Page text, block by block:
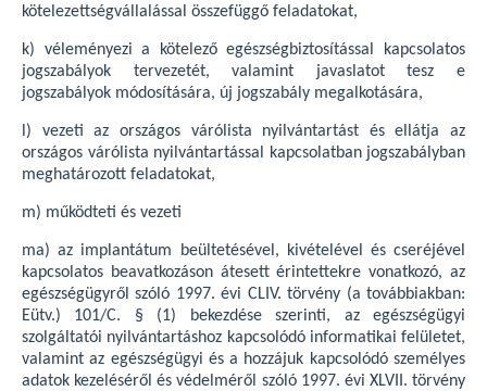
kötelezettségvállalással összefüggő feladatokat,
k) véleményezi a kötelező egészségbiztosítással kapcsolatos
jogszabályok tervezetét, valamint javaslatot tesz e
jogszabályok módosítására, új jogszabály megalkotására,
l) vezeti az országos várólista nyilvántartást és ellátja az
országos várólista nyilvántartással kapcsolatban jogszabályban
meghatározott feladatokat,
m) működteti és vezeti
ma) az implantátum beültetésével, kivételével és cseréjével
kapcsolatos beavatkozáson átesett érintettekre vonatkozó, az
egészségügyről szóló 1997. évi CLIV. törvény (a továbbiakban:
Eütv.) 101/C. § (1) bekezdése szerinti, az egészségügyi
szolgáltatói nyilvántartáshoz kapcsolódó informatikai felületet,
valamint az egészségügyi és a hozzájuk kapcsolódó személyes
adatok kezeléséről és védelméről szóló 1997. évi XLVII. törvény